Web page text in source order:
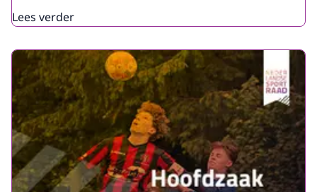
Lees verder